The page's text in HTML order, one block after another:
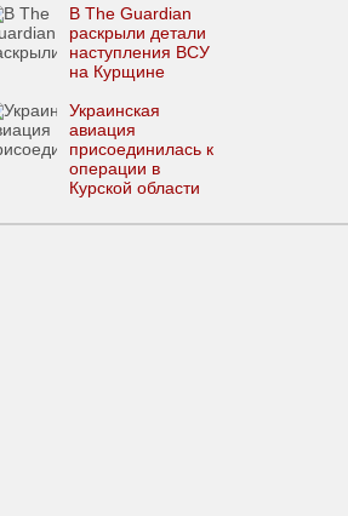
В The Guardian
раскрыли детали
наступления ВСУ
на Курщине
Украинская
авиация
присоединилась к
операции в
Курской области